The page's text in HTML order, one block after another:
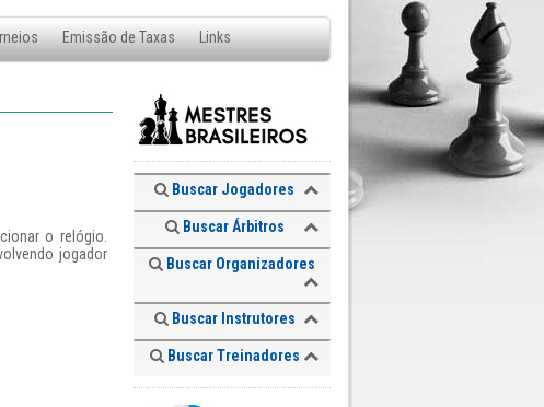
Emissão de Taxas Links
o relógio.
jogador
Buscar Jogadores
Buscar Árbitros
Buscar Organizadores
Buscar Instrutores
Buscar Treinadores